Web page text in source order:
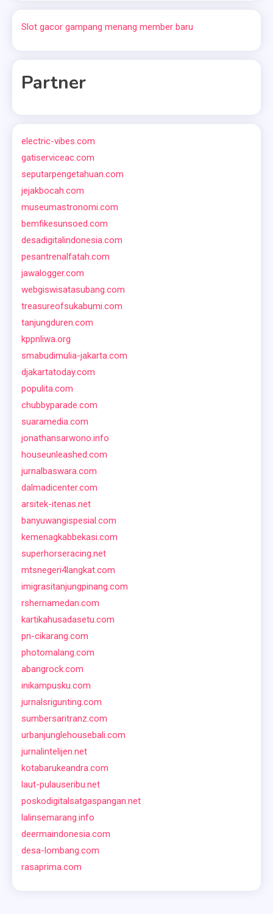
Slot gacor gampang menang member baru
Partner
electric-vibes.com
gatiserviceac.com
seputarpengetahuan.com
jejakbocah.com
museumastronomi.com
bemfikesunsoed.com
desadigitalindonesia.com
pesantrenalfatah.com
jawalogger.com
webgiswisatasubang.com
treasureofsukabumi.com
tanjungduren.com
kppnliwa.org
smabudimulia-jakarta.com
djakartatoday.com
populita.com
chubbyparade.com
suaramedia.com
jonathansarwono.info
houseunleashed.com
jurnalbaswara.com
dalmadicenter.com
arsitek-itenas.net
banyuwangispesial.com
kemenagkabbekasi.com
superhorseracing.net
mtsnegeri4langkat.com
imigrasitanjungpinang.com
rshernamedan.com
kartikahusadasetu.com
pn-cikarang.com
photomalang.com
abangrock.com
inikampusku.com
jurnalsrigunting.com
sumbersaritranz.com
urbanjunglehousebali.com
jurnalintelijen.net
kotabarukeandra.com
laut-pulauseribu.net
poskodigitalsatgaspangan.net
lalinsemarang.info
deermaindonesia.com
desa-lombang.com
rasaprima.com